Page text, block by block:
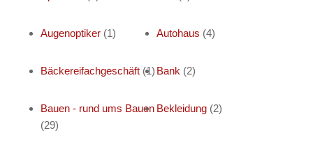
Augenoptiker(1) Autohaus (4)
Bäckereifachgeschäft(1) Bank (2)
Bauen - rund ums Bauen
(29)
Bekleidung(2)